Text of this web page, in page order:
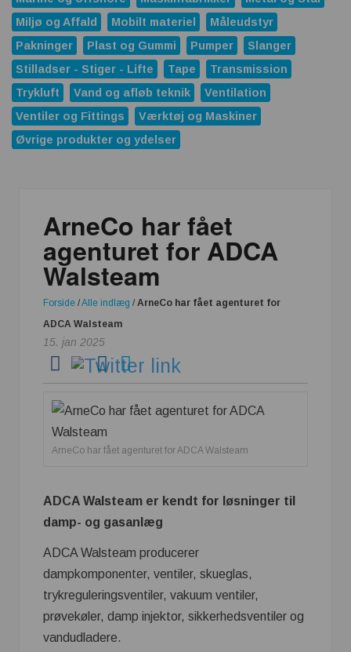
Når standardbatterier ikke er nok – så er den rigtige
batteripakke en konkurrencefordel
Rensning af SPILDEVAND
Krympeflex vs. strømpeflex – hvornår giver hvilken løsning
mening?
Temperaturmapping dokumenterer det, øjet ikke kan se
FRIES Tech – rengøringskurve til effektiv
komponentrensning
IE5-elmotorer sætter nye standarder for energieffektivitet i
industrien
Miljø og Affald
Mobilt materiel
Måleudstyr
Pakninger
Plast og Gummi Pumper
Slanger
Stilladser - Stiger - Lifte
Tape
Transmission
Trykluft
Vand og afløb teknik
Ventilation
Ventiler og Fittings
Værktøj og Maskiner
Øvrige produkter og ydelser
ArneCo har fået
agenturet for ADCA
Walsteam
Forside /Alle indlæg / ArneCo har fået agenturet for
ADCA Walsteam
15. jan 2025
ArneCo har fået agenturet for ADCA Walsteam
ADCA Walsteam er kendt for løsninger til
damp- og gasanlæg
ADCA Walsteam producerer
dampkomponenter, ventiler, skueglas,
trykreguleringsventiler, vakuum ventiler,
prøvekøler, damp injektor, sikkerhedsventiler og
vandudladere.